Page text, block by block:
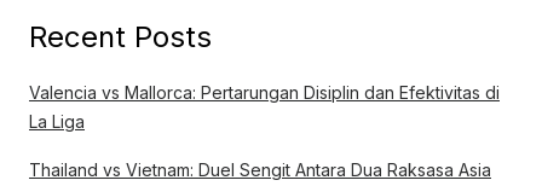
Recent Posts
Valencia vs Mallorca: Pertarungan Disiplin dan Efektivitas di
La Liga
Thailand vs Vietnam: Duel Sengit Antara Dua Raksasa Asia